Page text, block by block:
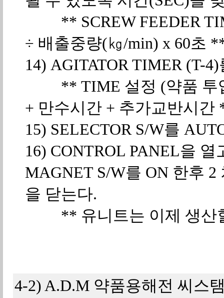
** SCREW FEEDER
÷ 배출중량(㎏/min) x 60초
14) AGITATOR TIMER (T-
** TIME 설정 (약품 투입
+ 만수시간 + 추가교반시간
15) SELECTOR S/W를
16) CONTROL PANEL을
MAGNET S/W를 ON 한후
을 닫는다.
** 유니트는 이제 생산
4-2) A.D.M 약품용해전 씨스